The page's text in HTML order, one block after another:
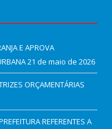
E APROVA
21 de maio de 2026
ORÇAMENTÁRIAS
REFERENTES A